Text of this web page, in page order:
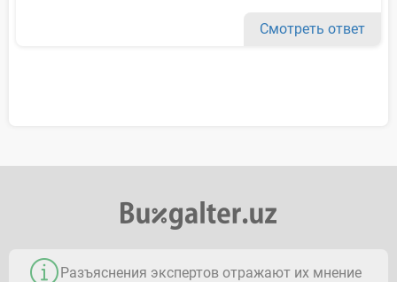
Смотреть ответ
Разъяснения экспертов отражают их мнение